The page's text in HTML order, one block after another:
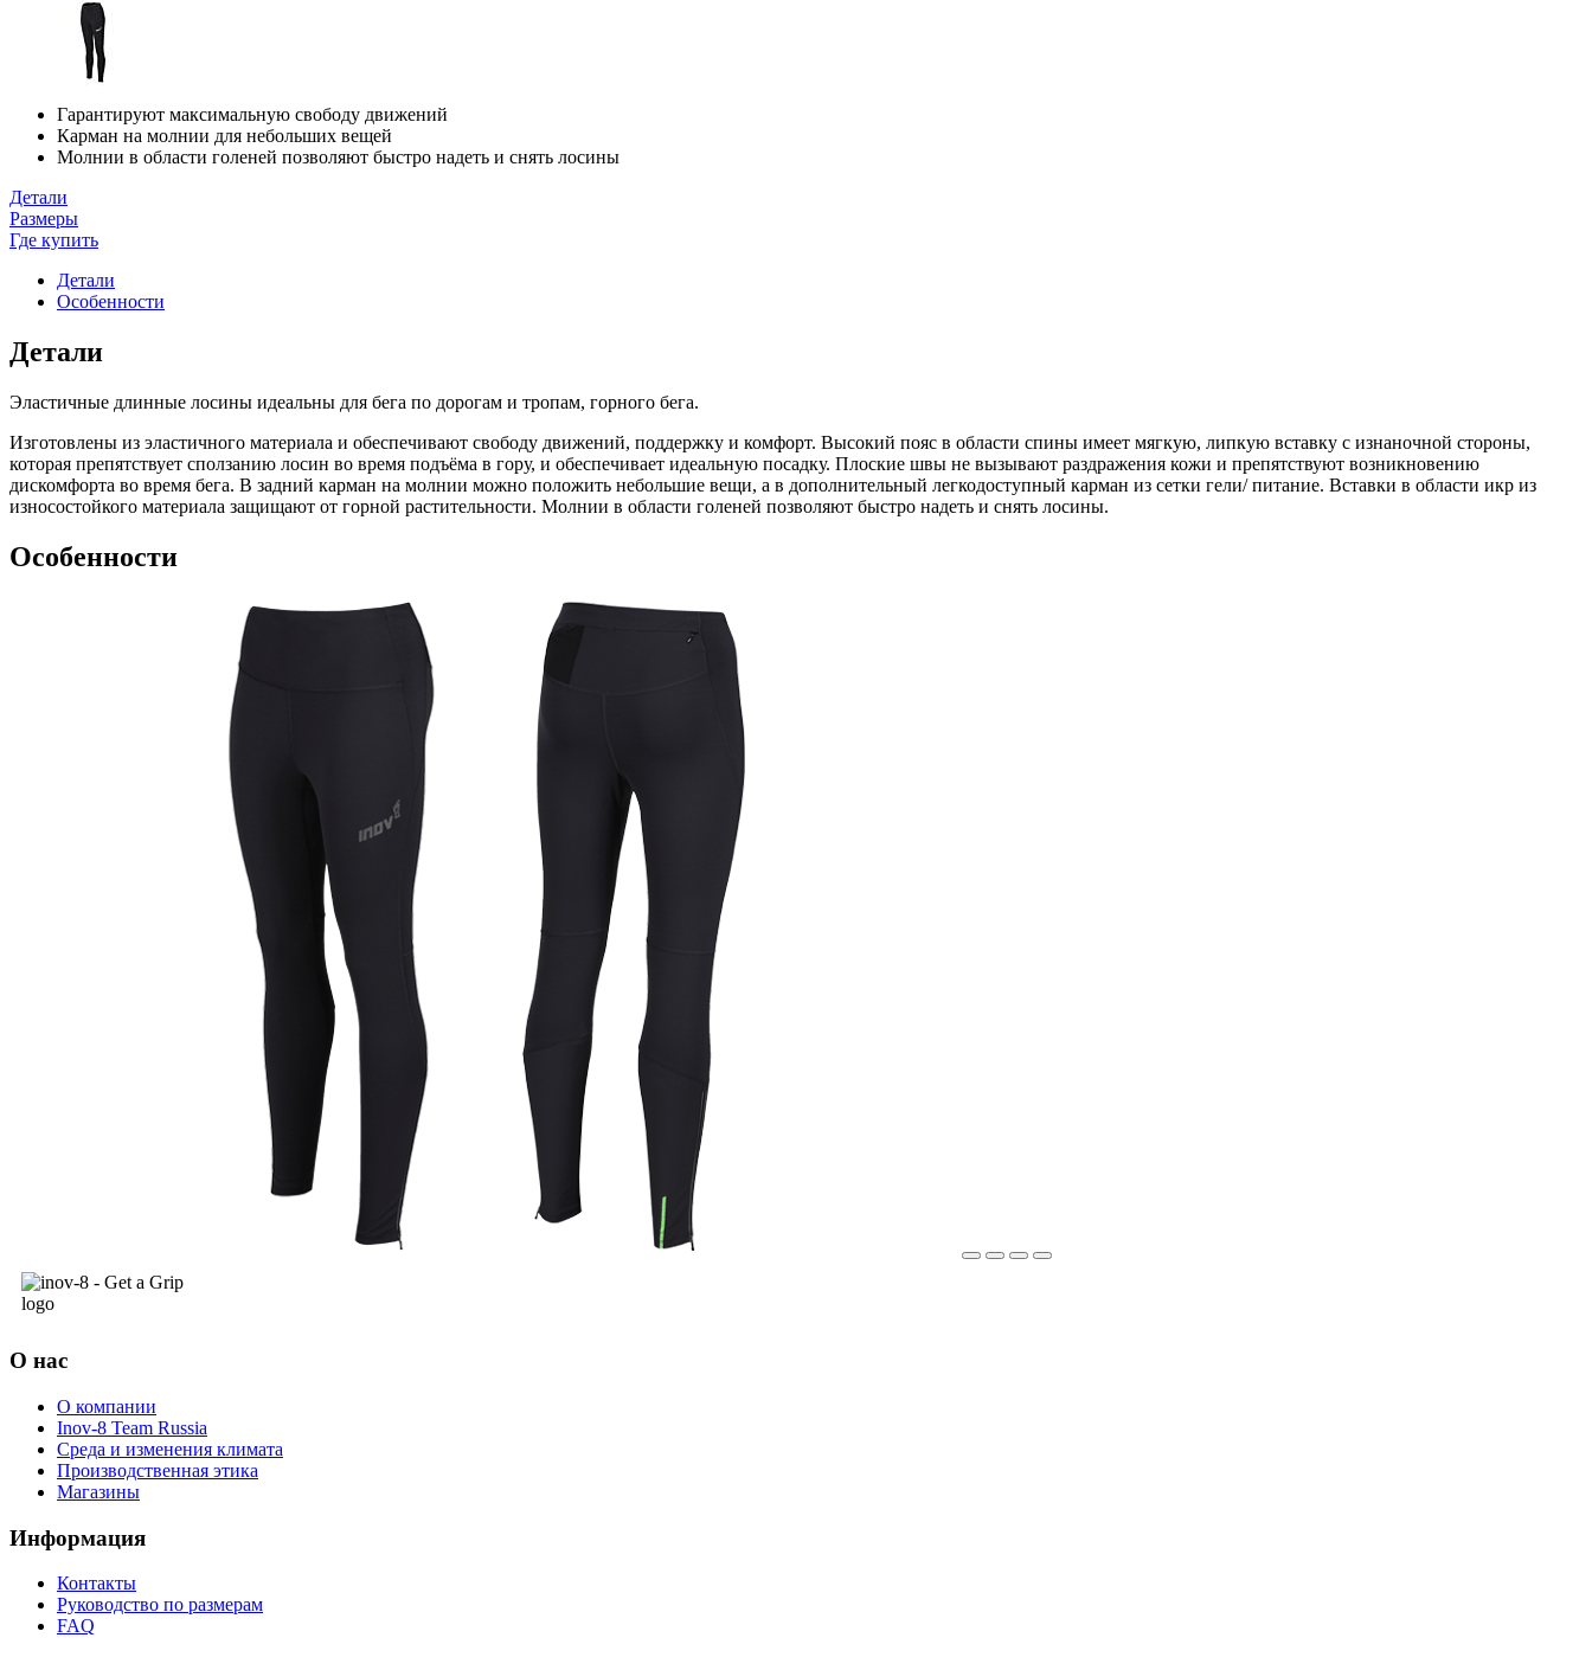
Гарантируют максимальную свободу движений
Карман на молнии для небольших вещей
Молнии в области голеней позволяют быстро надеть и снять лосины
Детали
Размеры
Где купить
Детали
Особенности
Детали
Эластичные длинные лосины идеальны для бега по дорогам и тропам, горного бега.
Изготовлены из эластичного материала и обеспечивают свободу движений, поддержку и комфорт. Высокий пояс в области спины имеет мягкую, липкую вставку с изнаночной стороны,
которая препятствует сползанию лосин во время подъёма в гору, и обеспечивает идеальную посадку. Плоские швы не вызывают раздражения кожи и препятствуют возникновению
дискомфорта во время бега. В задний карман на молнии можно положить небольшие вещи, а в дополнительный легкодоступный карман из сетки гели/ питание. Вставки в области икр из
износостойкого материала защищают от горной растительности. Молнии в области голеней позволяют быстро надеть и снять лосины.
Особенности
О нас
О компании
Inov-8 Team Russia
Среда и изменения климата
Производственная этика
Магазины
Информация
Контакты
Руководство по размерам
FAQ